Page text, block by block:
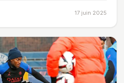
17 juin 2025